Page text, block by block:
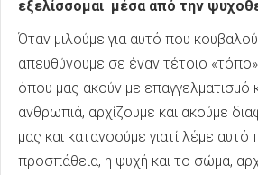
εξελίσσομαι μέσα από την
Όταν μιλούμε για αυτό που
απευθύνουμε σε έναν τέτοιο
όπου μας ακούν με επαγγελματισμό
ανθρωπιά, αρχίζουμε και ακούμε
μας και κατανοούμε γιατί λέμε
προσπάθεια, η ψυχή και το σώμα,